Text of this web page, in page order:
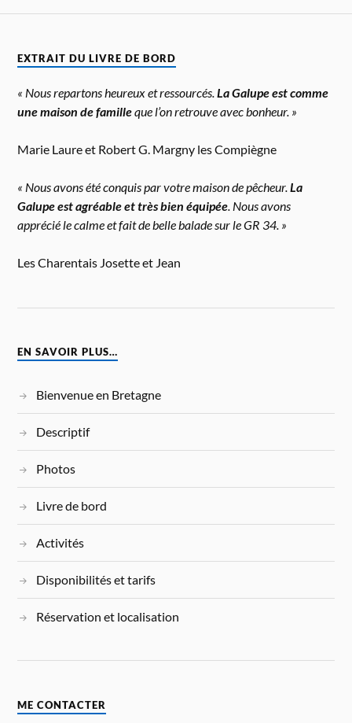
EXTRAIT DU LIVRE DE BORD
« Nous repartons heureux et ressourcés.La Galupe est comme
une maison de familleque l’on retrouve avec bonheur. »
Marie Laure et Robert G. Margny les Compiègne
« Nous avons été conquis par votre maison de pêcheur.La
Galupe est agréable et très bien équipée. Nous avons
apprécié le calme et fait de belle balade sur le GR 34. »
Les Charentais Josette et Jean
EN SAVOIR PLUS…
Bienvenue en Bretagne
Descriptif
Photos
Livre de bord
Activités
Disponibilités et tarifs
Réservation et localisation
ME CONTACTER